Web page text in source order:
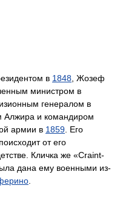
в 1848 , Жозеф
министром в
генералом в
Алжира и командиром
армии в 1859 . Его
поисходит от его
Кличка же «Craint-
дана ему военными из-